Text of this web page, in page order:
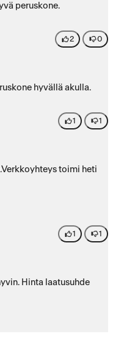
peruskone.
2 0
hyvällä akulla.
1 1
toimi heti
1 1
Hinta laatusuhde